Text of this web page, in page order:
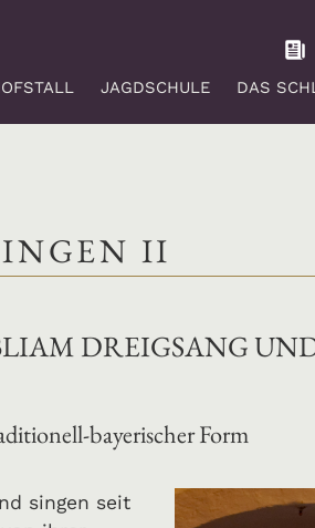
JAGDSCHULE DAS
II
DREIGSANG
bayerischer Form
singen seit